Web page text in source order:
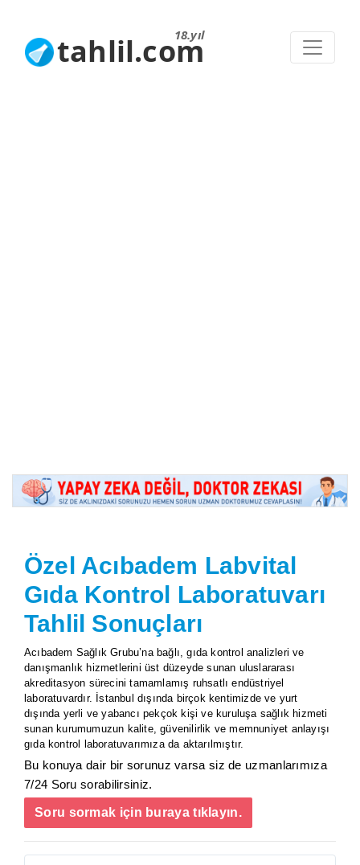
18.yıl
tahlil.com
Özel Acıbadem Labvital
Gıda Kontrol Laboratuvarı
Tahlil Sonuçları
Acıbadem Sağlık Grubu’na bağlı, gıda kontrol analizleri ve
danışmanlık hizmetlerini üst düzeyde sunan uluslararası
akreditasyon sürecini tamamlamış ruhsatlı endüstriyel
laboratuvardır. İstanbul dışında birçok kentimizde ve yurt
dışında yerli ve yabancı pekçok kişi ve kuruluşa sağlık hizmeti
sunan kurumumuzun kalite, güvenilirlik ve memnuniyet anlayışı
gıda kontrol laboratuvarımıza da aktarılmıştır.
Bu konuya dair bir sorunuz varsa siz de uzmanlarımıza
7/24 Soru sorabilirsiniz.
Soru sormak için buraya tıklayın.